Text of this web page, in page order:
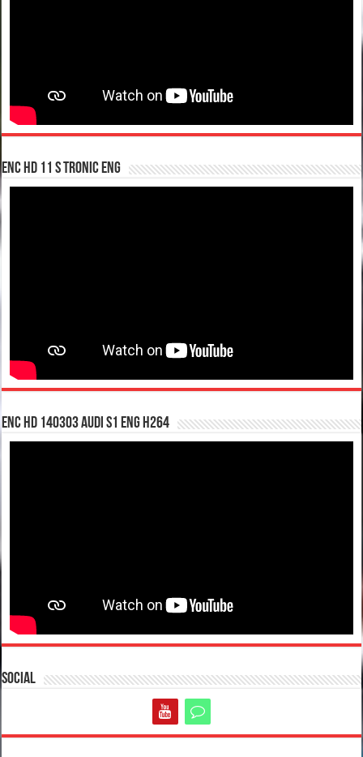
enc hd 11 S tronic ENG
enc hd 140303 Audi S1 ENG H264
Social